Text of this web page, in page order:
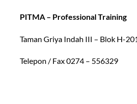
PITMA – Professional Training
Taman Griya Indah III – Blok H-
Telepon / Fax 0274 – 556329